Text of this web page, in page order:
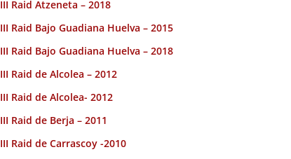
III Raid Atzeneta – 2018
III Raid Bajo Guadiana Huelva – 2015
III Raid Bajo Guadiana Huelva – 2018
III Raid de Alcolea – 2012
III Raid de Alcolea- 2012
III Raid de Berja – 2011
III Raid de Carrascoy -2010